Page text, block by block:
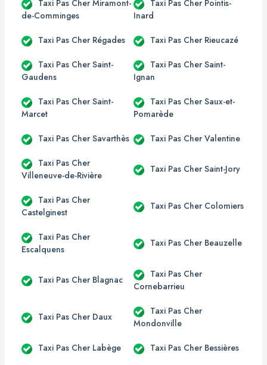
Taxi Pas Cher Miramont-
de-Comminges
Taxi Pas Cher Pointis-
Inard
Taxi Pas Cher Régades Taxi Pas Cher Rieucazé
Taxi Pas Cher Saint-
Gaudens
Taxi Pas Cher Saint-
Ignan
Taxi Pas Cher Saint-
Marcet
Taxi Pas Cher Saux-et-
Pomarède
Taxi Pas Cher Savarthès Taxi Pas Cher Valentine
Taxi Pas Cher
Villeneuve-de-Rivière
Taxi Pas Cher Saint-Jory
Taxi Pas Cher
Castelginest
Taxi Pas Cher Colomiers
Taxi Pas Cher
Escalquens
Taxi Pas Cher Beauzelle
Taxi Pas Cher Blagnac
Taxi Pas Cher
Cornebarrieu
Taxi Pas Cher Daux
Taxi Pas Cher
Mondonville
Taxi Pas Cher Labège Taxi Pas Cher Bessières